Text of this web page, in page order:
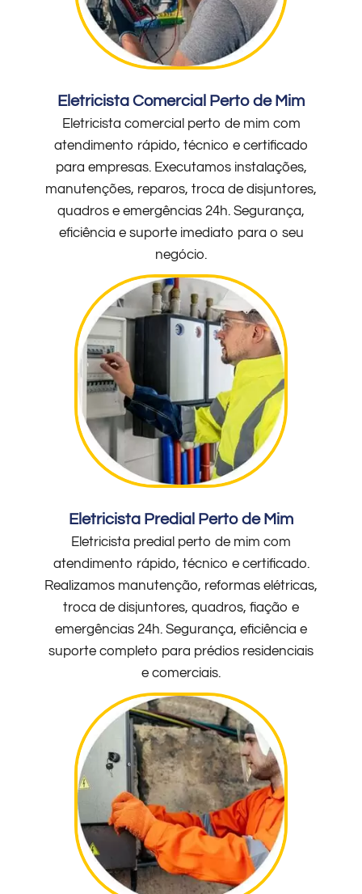
Eletricista Comercial Perto de Mim
Eletricista comercial perto de mim com
atendimento rápido, técnico e certificado
para empresas. Executamos instalações,
manutenções, reparos, troca de disjuntores,
quadros e emergências 24h. Segurança,
eficiência e suporte imediato para o seu
negócio.
Eletricista Predial Perto de Mim
Eletricista predial perto de mim com
atendimento rápido, técnico e certificado.
Realizamos manutenção, reformas elétricas,
troca de disjuntores, quadros, fiação e
emergências 24h. Segurança, eficiência e
suporte completo para prédios residenciais
e comerciais.